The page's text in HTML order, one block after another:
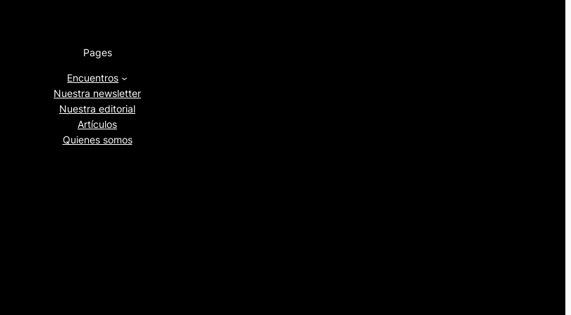
Pages
Encuentros
Nuestra newsletter
Nuestra editorial
Artículos
Quienes somos